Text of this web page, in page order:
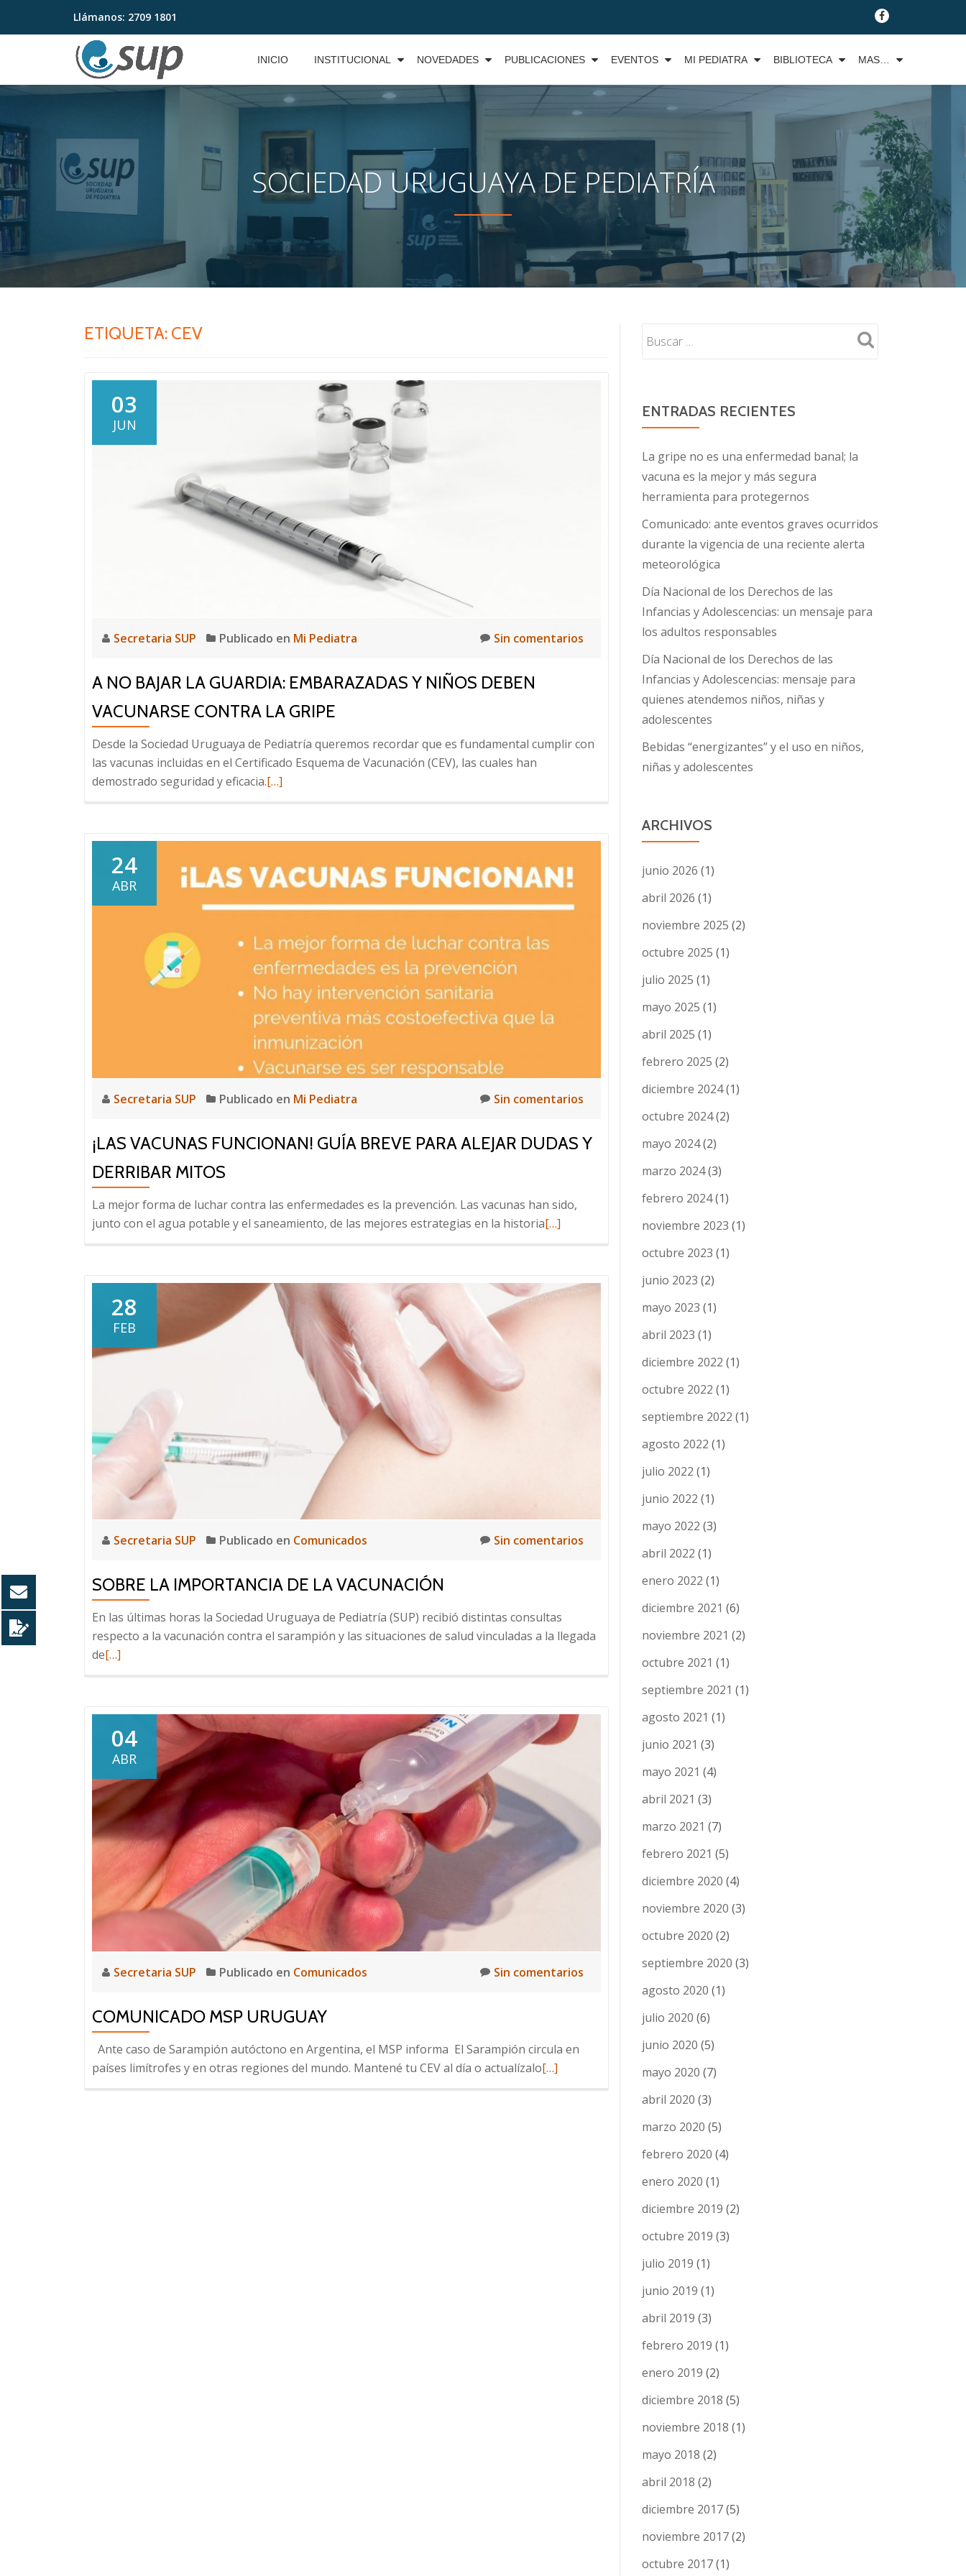
Saltar
Llámanos: 2709 1801
fa-
facebook
INICIO INSTITUCIONAL NOVEDADES PUBLICACIONES EVENTOS MI PEDIATRA BIBLIOTECA MAS…
SOCIEDAD URUGUAYA DE PEDIATRÍA
ETIQUETA: CEV
03
JUN
Secretaria SUP Publicado en Mi Pediatra Sin comentarios
A NO BAJAR LA GUARDIA: EMBARAZADAS Y NIÑOS DEBEN
VACUNARSE CONTRA LA GRIPE
Desde la Sociedad Uruguaya de Pediatría queremos recordar que es fundamental cumplir con
las vacunas incluidas en el Certificado Esquema de Vacunación (CEV), las cuales han
demostrado seguridad y eficacia.Leer
bajar
la
guardia:
y
niños
deben
vacunarse
contra
la
gripe
[…]
24
ABR
Secretaria SUP Publicado en Mi Pediatra Sin comentarios
¡LAS VACUNAS FUNCIONAN! GUÍA BREVE PARA ALEJAR DUDAS Y
DERRIBAR MITOS
La mejor forma de luchar contra las enfermedades es la prevención. Las vacunas han sido,
junto con el agua potable y el saneamiento, de las mejores estrategias en la historiaLeer
vacunas
[…]
28
FEB
Secretaria SUP Publicado en Comunicados Sin comentarios
SOBRE LA IMPORTANCIA DE LA VACUNACIÓN
En las últimas horas la Sociedad Uruguaya de Pediatría (SUP) recibió distintas consultas
respecto a la vacunación contra el sarampión y las situaciones de salud vinculadas a la llegada
deLeer
importancia
de
la
vacunación
[…]
04
ABR
Secretaria SUP Publicado en Comunicados Sin comentarios
COMUNICADO MSP URUGUAY
Ante caso de Sarampión autóctono en Argentina, el MSP informa El Sarampión circula en
países limítrofes y en otras regiones del mundo. Mantené tu CEV al día o actualízaloLeer
[…]
ENTRADAS RECIENTES
La gripe no es una enfermedad banal; la
vacuna es la mejor y más segura
herramienta para protegernos
Comunicado: ante eventos graves ocurridos
durante la vigencia de una reciente alerta
meteorológica
Día Nacional de los Derechos de las
Infancias y Adolescencias: un mensaje para
los adultos responsables
Día Nacional de los Derechos de las
Infancias y Adolescencias: mensaje para
quienes atendemos niños, niñas y
adolescentes
Bebidas “energizantes” y el uso en niños,
niñas y adolescentes
ARCHIVOS
junio 2026 (1)
abril 2026 (1)
noviembre 2025 (2)
octubre 2025 (1)
julio 2025 (1)
mayo 2025 (1)
abril 2025 (1)
febrero 2025 (2)
diciembre 2024(1)
octubre 2024(2)
mayo 2024(2)
marzo 2024(3)
febrero 2024(1)
noviembre 2023 (1)
octubre 2023 (1)
junio 2023 (2)
mayo 2023 (1)
abril 2023 (1)
diciembre 2022 (1)
octubre 2022 (1)
septiembre 2022 (1)
agosto 2022 (1)
julio 2022 (1)
junio 2022 (1)
mayo 2022 (3)
abril 2022 (1)
enero 2022 (1)
diciembre 2021 (6)
noviembre 2021 (2)
octubre 2021 (1)
septiembre 2021 (1)
agosto 2021 (1)
junio 2021 (3)
mayo 2021 (4)
abril 2021 (3)
marzo 2021 (7)
febrero 2021 (5)
diciembre 2020 (4)
noviembre 2020 (3)
octubre 2020 (2)
septiembre 2020 (3)
agosto 2020 (1)
julio 2020 (6)
junio 2020 (5)
mayo 2020 (7)
abril 2020 (3)
marzo 2020 (5)
febrero 2020 (4)
enero 2020 (1)
diciembre 2019 (2)
octubre 2019 (3)
julio 2019 (1)
junio 2019 (1)
abril 2019 (3)
febrero 2019 (1)
enero 2019 (2)
diciembre 2018 (5)
noviembre 2018 (1)
mayo 2018 (2)
abril 2018 (2)
diciembre 2017(5)
noviembre 2017(2)
octubre 2017(1)